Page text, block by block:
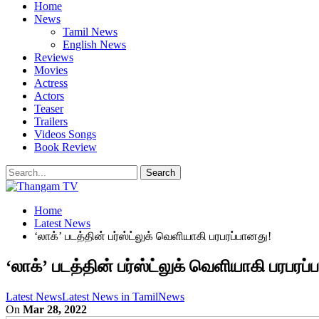
Home
News
Tamil News
English News
Reviews
Movies
Actress
Actors
Teaser
Trailers
Videos Songs
Book Review
Home
Latest News
‘லாக்’ படத்தின் பர்ஸ்ட்லுக் வெளியாகி பரபரப்பானது!
‘லாக்’ படத்தின் பர்ஸ்ட்லுக் வெளியாகி
Latest NewsLatest News in TamilNews
On Mar 28, 2022